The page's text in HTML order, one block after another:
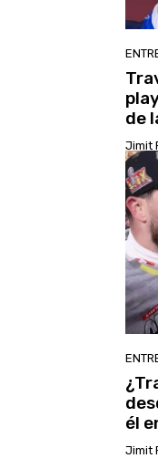
de
Jimit
él
Jimit